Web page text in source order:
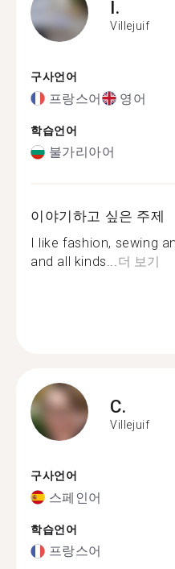
I.
Villejuif
구사언어
프랑스어 영어
학습언어
불가리아어
이야기하고 싶은 주제
I like fashion, sewing
and all kinds...더 보기
C.
Villejuif
구사언어
스페인어
학습언어
프랑스어